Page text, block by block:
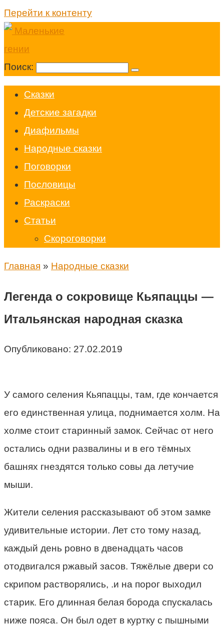
Перейти к контенту
Поиск:
Cказки
Детские загадки
Диафильмы
Народные сказки
Поговорки
Пословицы
Раскраски
Статьи
Скороговорки
Главная » Народные сказки
Легенда о сокровище Кьяпаццы —
Итальянская народная сказка
Опубликовано: 27.02.2019
У самого селения Кьяпаццы, там, где кончается
его единственная улица, поднимается холм. На
холме стоит старинный замок. Сейчас от него
остались одни развалины и в его тёмных
башнях гнездятся только совы да летучие
мыши.
Жители селения рассказывают об этом замке
удивительные истории. Лет сто тому назад,
каждый день ровно в двенадцать часов
отодвигался ржавый засов. Тяжёлые двери со
скрипом растворялись, .и на порог выходил
старик. Его длинная белая борода спускалась
ниже пояса. Он был одет в куртку с пышными